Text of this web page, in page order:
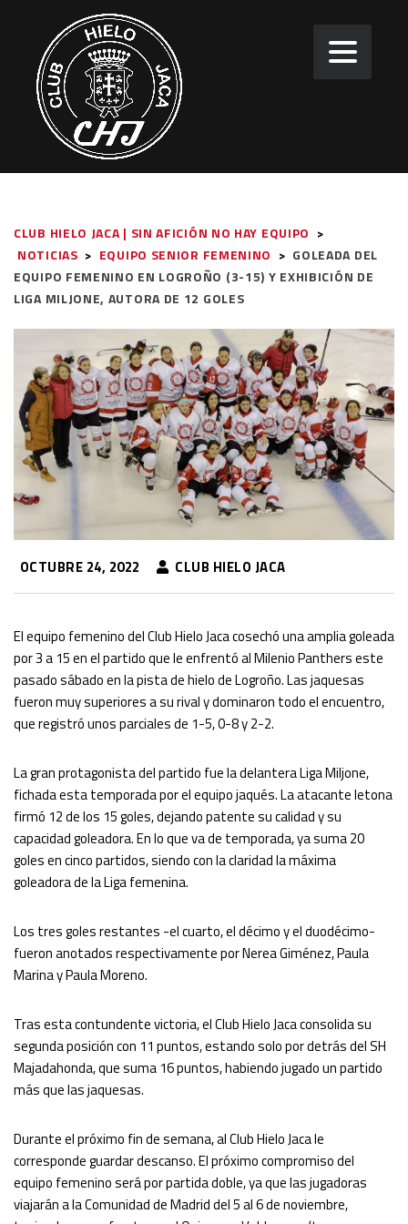
CLUB HIELO JACA | SIN AFICIÓN NO HAY EQUIPO >
NOTICIAS > EQUIPO SENIOR FEMENINO > GOLEADA DEL
EQUIPO FEMENINO EN LOGROÑO (3-15) Y EXHIBICIÓN DE
LIGA MILJONE, AUTORA DE 12 GOLES
OCTUBRE 24, 2022 CLUB HIELO JACA
El equipo femenino del Club Hielo Jaca cosechó una amplia goleada
por 3 a 15 en el partido que le enfrentó al Milenio Panthers este
pasado sábado en la pista de hielo de Logroño. Las jaquesas
fueron muy superiores a su rival y dominaron todo el encuentro,
que registró unos parciales de 1-5, 0-8 y 2-2.
La gran protagonista del partido fue la delantera Liga Miljone,
fichada esta temporada por el equipo jaqués. La atacante letona
firmó 12 de los 15 goles, dejando patente su calidad y su
capacidad goleadora. En lo que va de temporada, ya suma 20
goles en cinco partidos, siendo con la claridad la máxima
goleadora de la Liga femenina.
Los tres goles restantes -el cuarto, el décimo y el duodécimo-
fueron anotados respectivamente por Nerea Giménez, Paula
Marina y Paula Moreno.
Tras esta contundente victoria, el Club Hielo Jaca consolida su
segunda posición con 11 puntos, estando solo por detrás del SH
Majadahonda, que suma 16 puntos, habiendo jugado un partido
más que las jaquesas.
Durante el próximo fin de semana, al Club Hielo Jaca le
corresponde guardar descanso. El próximo compromiso del
equipo femenino será por partida doble, ya que las jugadoras
viajarán a la Comunidad de Madrid del 5 al 6 de noviembre,